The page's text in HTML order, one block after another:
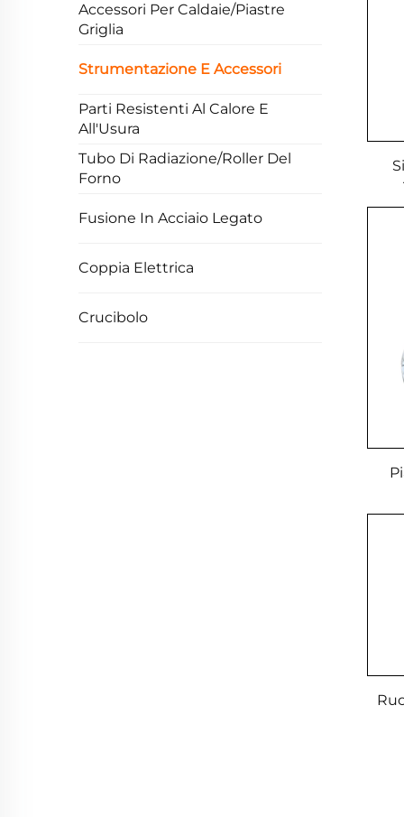
Accessori Per Caldaie/Piastre
Griglia
Strumentazione E Accessori
Parti Resistenti Al Calore E
All'Usura
Tubo Di Radiazione/Roller Del
Forno
Fusione In Acciaio Legato
Coppia Elettrica
Crucibolo